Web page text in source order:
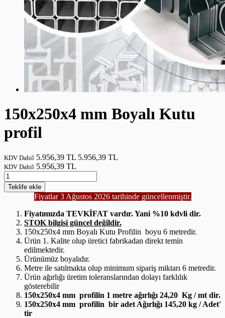
150x250x4 mm Boyalı Kutu
profil
KDV Dahil 5.956,39 TL 5.956,39 TL
KDV Dahil 5.956,39 TL
Teklife ekle
Fiyatlar 3 Ağustos 2026 tarihinde güncellenmiştir.
Fiyatımızda TEVKİFAT vardır. Yani %10 kdvli dir.
STOK bilgisi güncel değildir.
150x250x4 mm Boyalı Kutu Profilin boyu 6 metredir.
Ürün 1. Kalite olup üretici fabrikadan direkt temin
edilmektedir.
Ürünümüz boyalıdır.
Metre ile satılmakta olup minimum sipariş miktarı 6 metredir.
Ürün ağırlığı üretim toleranslarından dolayı farklılık
gösterebilir
150x250x4 mm profilin 1 metre ağırlığı 24,20 Kg / mt dir.
150x250x4 mm profilin bir adet Ağırlığı 145,20 kg / Adet'
tir